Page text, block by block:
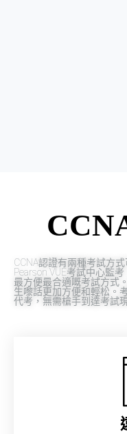
CCNA認證有兩種考試方
Pearson VUE考試中心監
最方便最合適嘅考試方式
生嚟話更加方便和輕松。
代考，無需槍手到達考試